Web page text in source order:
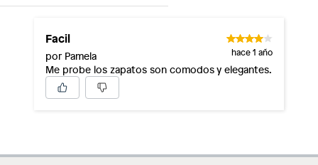
Facil
por Pamela hace 1 año
Me probe los zapatos son comodos y elegantes.